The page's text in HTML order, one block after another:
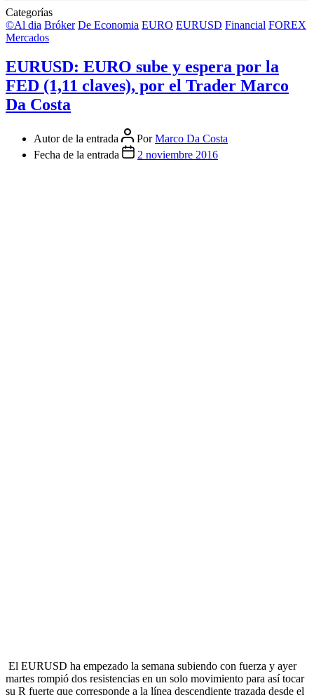
Categorías
©Al dia Bróker De Economia EURO EURUSD Financial FOREX
Mercados
EURUSD: EURO sube y espera por la
FED (1,11 claves), por el Trader Marco
Da Costa
Autor de la entrada PorMarco Da Costa
Fecha de la entrada
2 noviembre 2016
El EURUSD ha empezado la semana subiendo con fuerza y ayer
martes rompió dos resistencias en un solo movimiento para así tocar
su R fuerte que corresponde a la línea descendiente trazada desde el